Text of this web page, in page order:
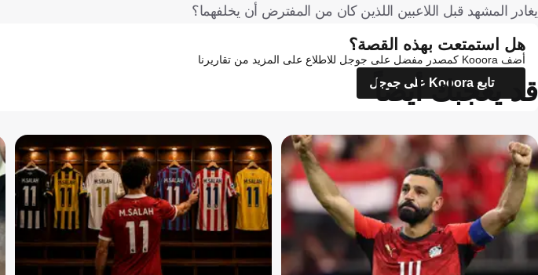
يغادر المشهد قبل اللاعبين اللذين كان من المفترض أن يخلفهما؟
هل استمتعت بهذه القصة؟
أضف Kooora كمصدر مفضل على جوجل للاطلاع على المزيد من تقاريرنا
تابع Kooora على جوجل
قد يعجبك أيضاً